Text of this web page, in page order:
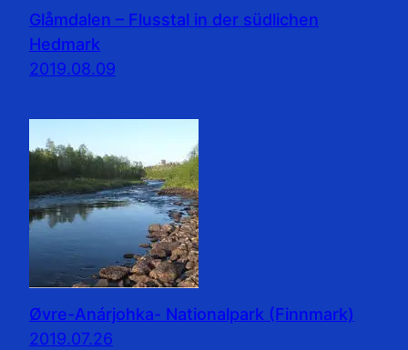
Glåmdalen – Flusstal in der südlichen
Hedmark
2019.08.09
Øvre-Anárjohka- Nationalpark (Finnmark)
2019.07.26